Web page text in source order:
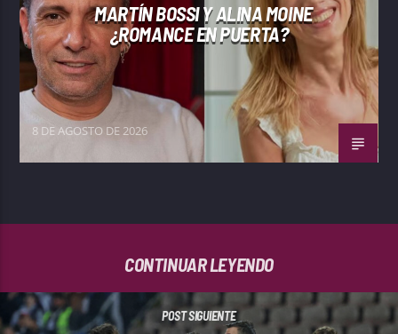
MARTÍN BOSSI Y ALINA MOINE
¿ROMANCE EN PUERTA?
8 DE AGOSTO DE 2026
CONTINUAR LEYENDO
POST SIGUIENTE